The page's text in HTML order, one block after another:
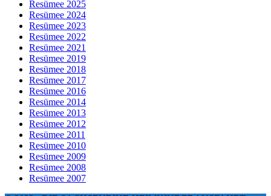
Resümee 2025
Resümee 2024
Resümee 2023
Resümee 2022
Resümee 2021
Resümee 2019
Resümee 2018
Resümee 2017
Resümee 2016
Resümee 2014
Resümee 2013
Resümee 2012
Resümee 2011
Resümee 2010
Resümee 2009
Resümee 2008
Resümee 2007